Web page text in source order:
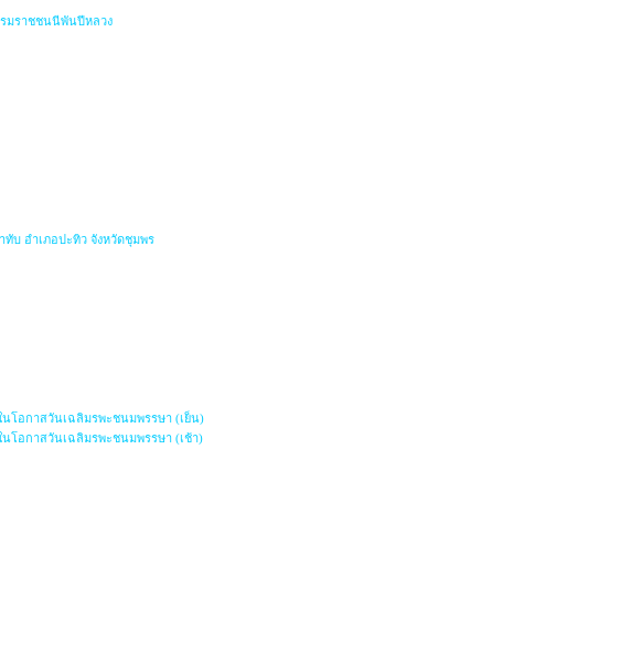
รมราชชนนีพันปีหลวง
บ อำเภอปะทิว จังหวัดชุมพร
โอกาสวันเฉลิมรพะชนมพรรษา (เย็น)
โอกาสวันเฉลิมรพะชนมพรรษา (เช้า)